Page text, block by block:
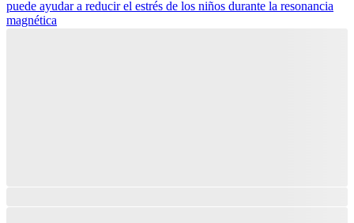
puede ayudar a reducir el estrés de los niños durante la resonancia
magnética